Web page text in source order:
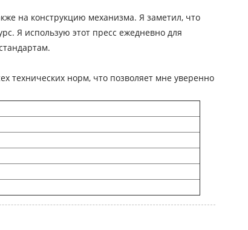
на конструкцию механизма. Я заметил, что
Я использую этот пресс ежедневно для
технических норм, что позволяет мне уверенно